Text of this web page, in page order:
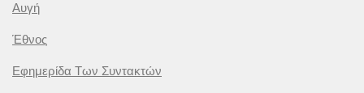
Αυγή
Έθνος
Εφημερίδα Των Συντακτών